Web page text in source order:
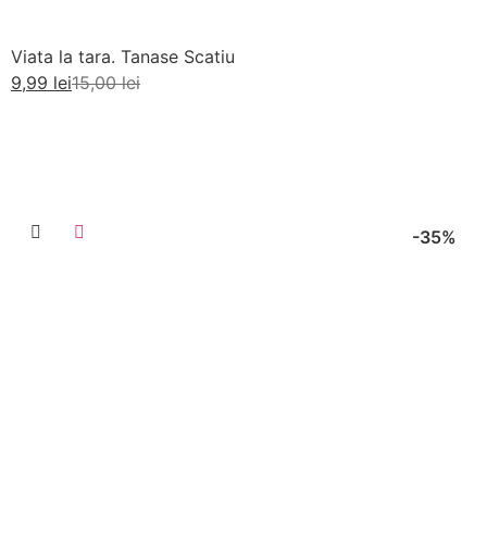
Viata la tara. Tanase Scatiu
15,00lei
9,99 lei
-35%